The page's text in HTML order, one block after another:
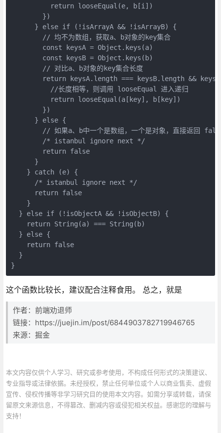
          return looseEqual(e, b[i])
        })
      } else if (!isArrayA && !isArrayB) {
        // 均不为数组，获取a、b对象的key集合
        const keysA = Object.keys(a)
        const keysB = Object.keys(b)
        // 对比a、b对象的key集合长度
return keysA.length === keysB.length &&
          //长度相等，则调用 looseEqual 进入递归
          return looseEqual(a[key], b[key])
        })
      } else {
// 如果a、b中一个是数组，一个是对象，直接返回
        /* istanbul ignore next */
        return false
      }
    } catch (e) {
      /* istanbul ignore next */
      return false
    }
  } else if (!isObjectA && !isObjectB) {
    return String(a) === String(b)
  } else {
    return false
  }
}
这个函数比较长，建议配合注释食用。 总之，就是
作者：前端劝退师
链接：https://juejin.im/post/6844903782719946765
来源：掘金
本文内容仅供个人学习、研究或参考使用，不构成任何形式的决策建议、
专业指导或法律依据。未经授权，禁止任何单位或个人以商业售卖、虚假
宣传、侵权传播等非学习研究目的使用本文内容。如需分享或转载，请保
留原文来源信息，不得篡改、删减内容或侵犯相关权益。感谢您的理解与
支持！